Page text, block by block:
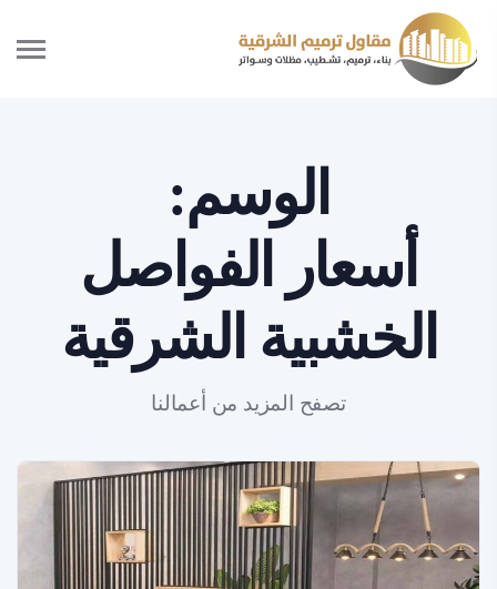
الوسم:
أسعار الفواصل
الخشبية الشرقية
تصفح المزيد من أعمالنا